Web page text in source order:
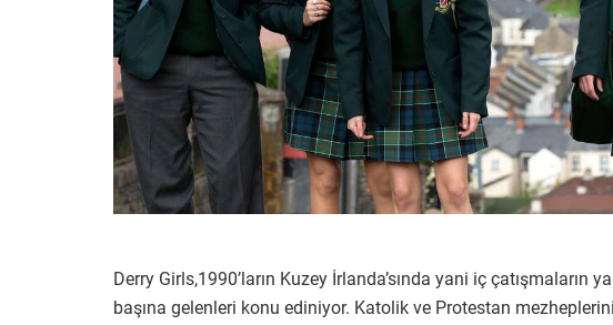
Derry Girls,1990’ların Kuzey İrlanda’sında yani iç çatışmaların
başına gelenleri konu ediniyor. Katolik ve Protestan